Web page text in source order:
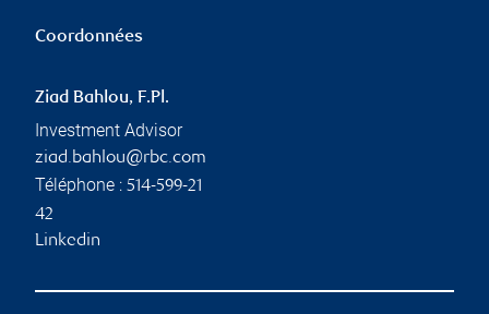
Coordonnées
Ziad Bahlou, F.Pl.
Investment Advisor
ziad.bahlou@rbc.com
Téléphone : 514-599-21
42
Linkedin